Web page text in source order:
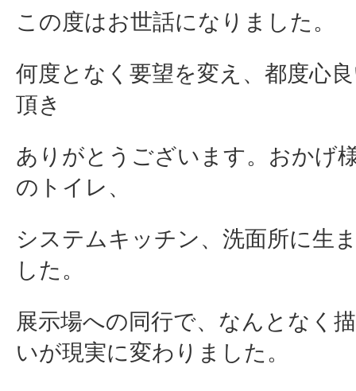
この度はお世話になりました。
何度となく要望を変え、都度心
頂き
ありがとうございます。おかげ
のトイレ、
システムキッチン、洗面所に生
した。
展示場への同行で、なんとなく
いが現実に変わりました。